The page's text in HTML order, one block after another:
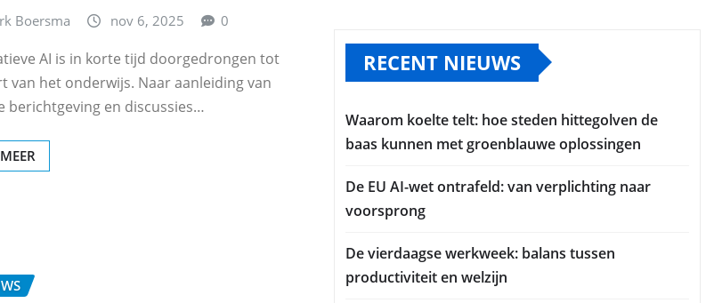
Boersma nov 6, 2025 0
AI is in korte tijd doorgedrongen tot
van het onderwijs. Naar aanleiding van
berichtgeving en discussies…
RECENT NIEUWS
Waarom koelte telt: hoe steden hittegolven de
baas kunnen met groenblauwe oplossingen
De EU AI-wet ontrafeld: van verplichting naar
voorsprong
De vierdaagse werkweek: balans tussen
productiviteit en welzijn